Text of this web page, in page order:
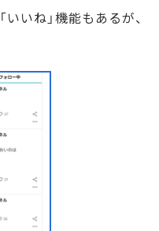
いいね」機能もあるが、